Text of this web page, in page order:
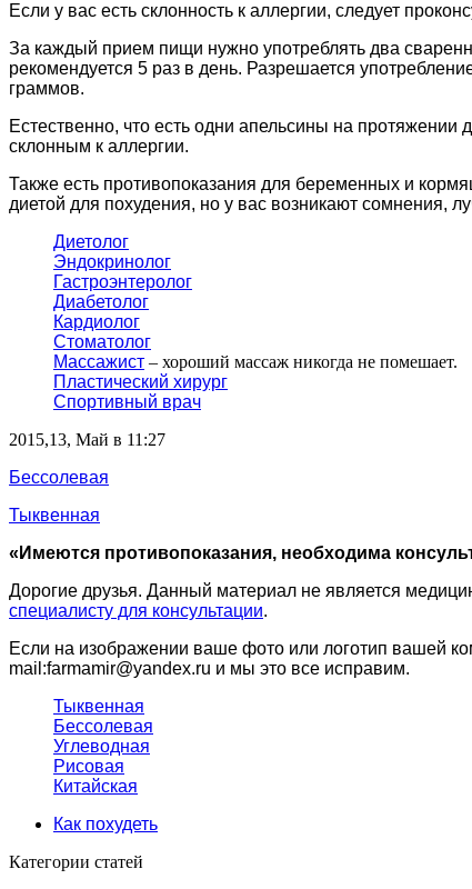
Если у вас есть склонность к аллергии, следует
За каждый прием пищи нужно употреблять два
рекомендуется 5 раз в день. Разрешается
граммов.
Естественно, что есть одни апельсины на протяжении
склонным к аллергии.
Также есть противопоказания для беременных и
диетой для похудения, но у вас возникают сомнения,
Диетолог
Эндокринолог
Гастроэнтеролог
Диабетолог
Кардиолог
Стоматолог
Массажист – хороший массаж никогда не помешает.
Пластический хирург
Спортивный врач
2015,13, Май в 11:27
Бессолевая
Тыквенная
«Имеются противопоказания, необходима
Дорогие друзья. Данный материал не является
специалисту для консультации.
Если на изображении ваше фото или логотип вашей
mail:farmamir@yandex.ru и мы это все исправим.
Тыквенная
Бессолевая
Углеводная
Рисовая
Китайская
Как похудеть
Категории статей